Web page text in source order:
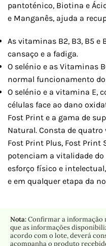
pantoténico, Biotina e
e Manganês, ajuda a
As vitaminas B2, B3, B5
cansaço e a fadiga.
O selénio e as Vitaminas
normal funcionamento
O selénio e a vitamina E,
células face ao dano
Fost Print e a gama de
Natural. Consta de quatro
Fost Print Plus, Fost Print
potenciam a vitalidade
esforço físico e
e em qualquer etapa da
Nota:Confirmar a informação
que as informações
acordo com o lote, deverá
acompanha o produto